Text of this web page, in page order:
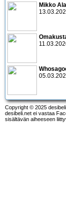
Mikko
Copyright © 2025
desibeli.net ei vastaa
sisältävän aiheeseen